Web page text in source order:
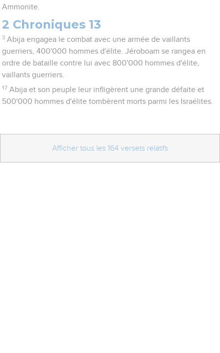
Ammonite.
2 Chroniques 13
3 Abija engagea le combat avec une armée de vaillants
guerriers, 400'000 hommes d'élite. Jéroboam se rangea en
ordre de bataille contre lui avec 800'000 hommes d'élite,
vaillants guerriers.
17 Abija et son peuple leur infligèrent une grande défaite et
500'000 hommes d'élite tombèrent morts parmi les Israélites.
Afficher tous les 164 versets relatifs